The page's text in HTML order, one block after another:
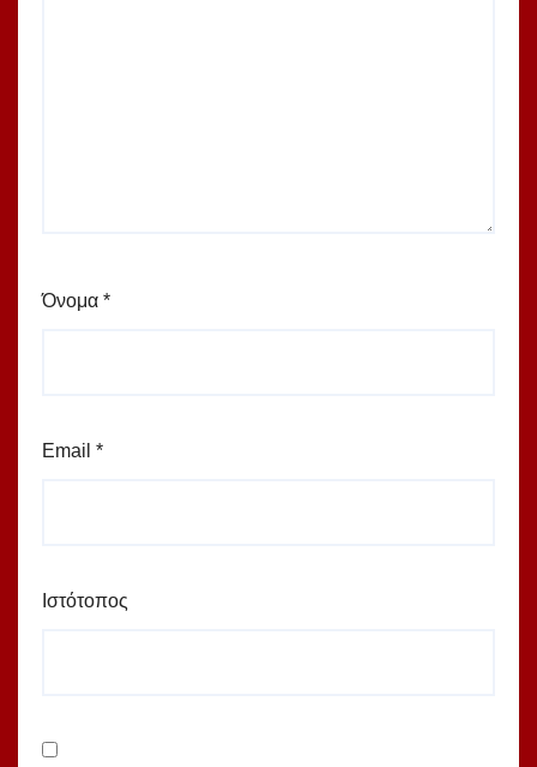
Όνομα *
Email *
Ιστότοπος